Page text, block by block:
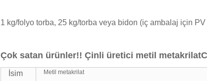
1 kg/folyo torba, 25 kg/torba veya bidon (iç ambalaj için
Çok satan ürünler!! Çinli üretici metil metakrilat
İsim Metil metakrilat